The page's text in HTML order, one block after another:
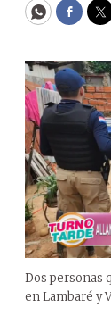
Dos personas
en Lambaré y